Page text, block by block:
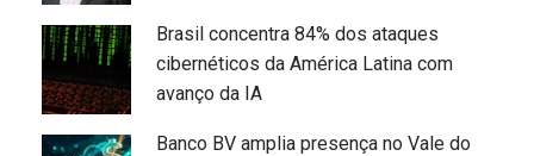
Brasil concentra 84% dos ataques
cibernéticos da América Latina com
avanço da IA
Banco BV amplia presença no Vale do